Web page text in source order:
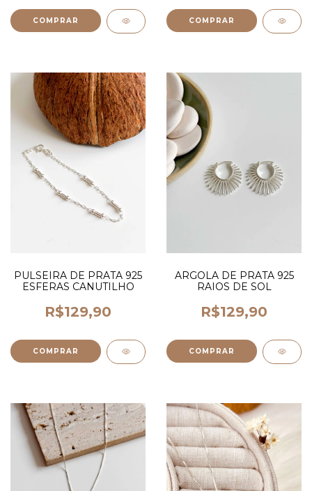
COMPRAR
PULSEIRA DE PRATA 925
ESFERAS CANUTILHO
R$129,90
ARGOLA DE PRATA 925
RAIOS DE SOL
R$129,90